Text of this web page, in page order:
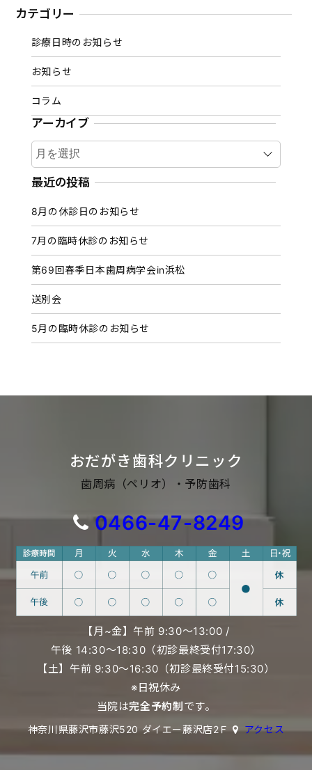
カテゴリー
診療日時のお知らせ
お知らせ
コラム
アーカイブ
ア
ー
カ
ブ
最近の投稿
8月の休診日のお知らせ
7月の臨時休診のお知らせ
第69回春季日本歯周病学会in浜松
送別会
5月の臨時休診のお知らせ
おだがき歯科クリニック
歯周病（ペリオ）・予防歯科
0466-47-8249
【月~金】午前 9:30〜13:00 /
午後 14:30〜18:30（初診最終受付17:30）
【土】午前 9:30〜16:30（初診最終受付15:30）
※日祝休み
当院は完全予約制です。
神奈川県藤沢市藤沢520 ダイエー藤沢店2Ｆ アクセス